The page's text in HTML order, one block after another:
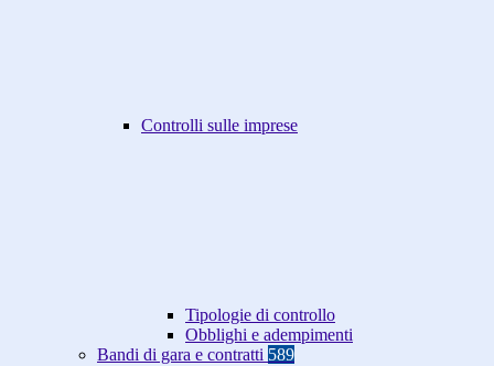
Controlli sulle imprese
Tipologie di controllo
Obblighi e adempimenti
Bandi di gara e contratti 589